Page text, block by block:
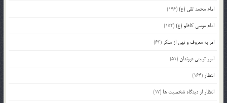
امام محمد تقی (ع)(146)
امام موسی کاظم (ع)(152)
امر به معروف و نهی از منکر (63)
امور تربیتی فرزندان(51)
انتظار (164)
انتظار از دیدگاه شخصیت ها (17)